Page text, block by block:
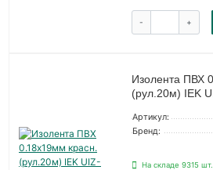
- +
Изолента ПВХ
(рул.20м) IEK
Артикул:
Бренд:
На складе 9315 шт.